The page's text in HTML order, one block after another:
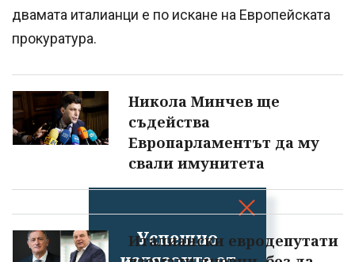
Успешно
двамата италианци е по искане на Европейската
прокуратура.
Никола Минчев ще
съдейства
Европарламентът да му
свали имунитета
Италиански евродепутати